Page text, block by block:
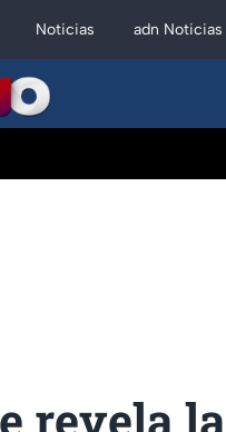
Noticias adn Noticias
revela la